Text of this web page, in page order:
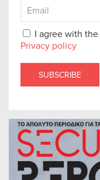
I agree with the
Privacy policy
SUBSCRIBE